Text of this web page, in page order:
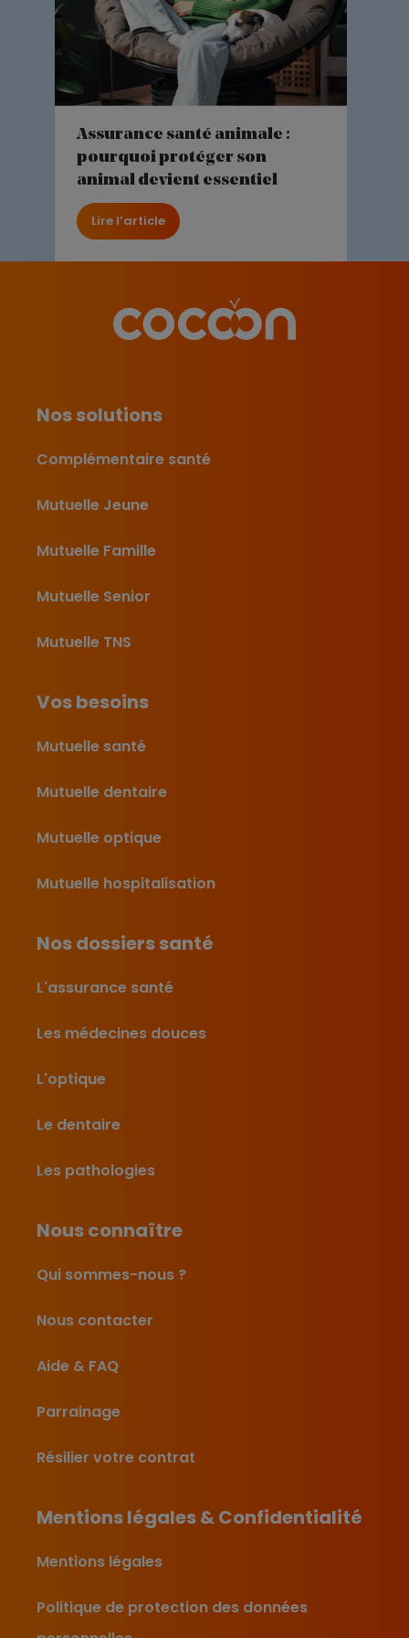
Assurance santé animale :
pourquoi protéger son
animal devient essentiel
Lire l’article
Nos solutions
Complémentaire santé
Mutuelle Jeune
Mutuelle Famille
Mutuelle Senior
Mutuelle TNS
Vos besoins
Mutuelle santé
Mutuelle dentaire
Mutuelle optique
Mutuelle hospitalisation
Nos dossiers santé
L'assurance santé
Les médecines douces
L'optique
Le dentaire
Les pathologies
Nous connaître
Qui sommes-nous ?
Nous contacter
Aide & FAQ
Parrainage
Résilier votre contrat
Mentions légales & Confidentialité
Mentions légales
Politique de protection des données